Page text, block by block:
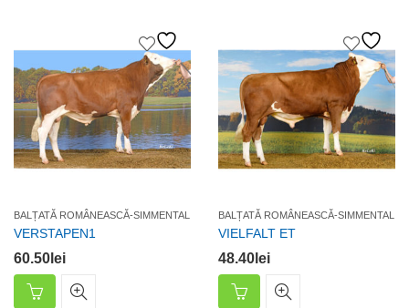
BALȚATĂ ROMÂNEASCĂ-SIMMENTAL
VERSTAPEN1
60.50 lei
BALȚATĂ ROMÂNEASCĂ-SIMMENTAL
VIELFALT ET
48.40 lei